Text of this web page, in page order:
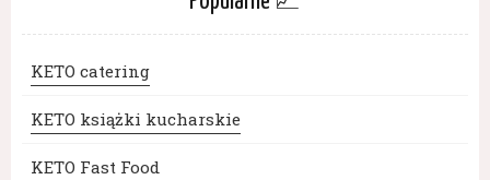
KETO catering
KETO książki kucharskie
KETO Fast Food